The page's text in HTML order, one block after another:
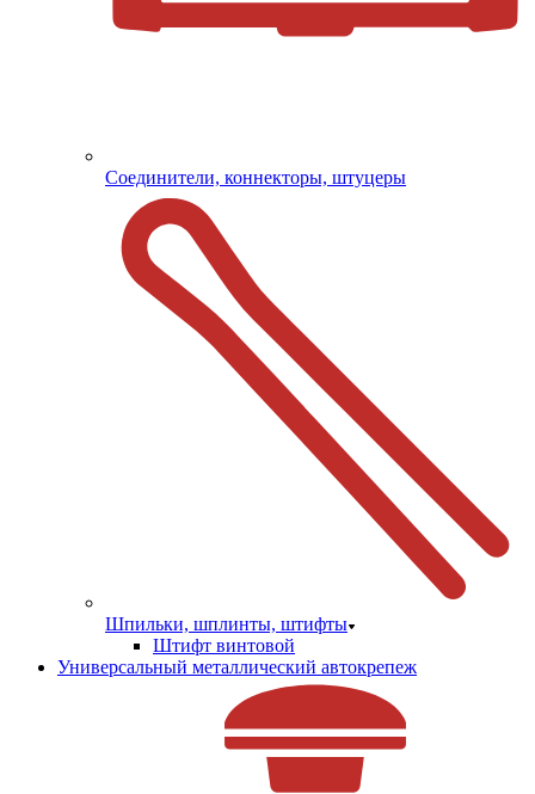
Соединители, коннекторы, штуцеры
Шпильки, шплинты, штифты
Штифт винтовой
Универсальный металлический автокрепеж